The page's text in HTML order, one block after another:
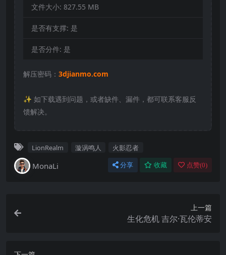
文件大小: 827.55 MB
是否有支撑: 是
是否分件: 是
解压密码： 3djianmo.com
✨️ 如下载遇到问题，或者缺件、漏件，都可联系客服反
馈解决。
LionRealm 漩涡鸣人 火影忍者
MonaLi 分享 收藏 点赞(0)
上一篇
生化危机 吉尔·瓦伦蒂安